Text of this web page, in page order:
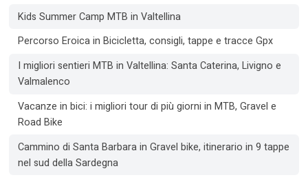
Kids Summer Camp MTB in Valtellina
Percorso Eroica in Bicicletta, consigli, tappe e tracce Gpx
I migliori sentieri MTB in Valtellina: Santa Caterina, Livigno e
Valmalenco
Vacanze in bici: i migliori tour di più giorni in MTB, Gravel e
Road Bike
Cammino di Santa Barbara in Gravel bike, itinerario in 9 tappe
nel sud della Sardegna